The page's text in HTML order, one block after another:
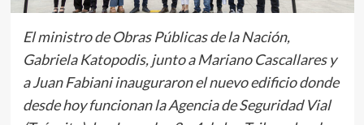
El ministro de Obras Públicas de la Nación,
Gabriela Katopodis, junto a Mariano Cascallares y
a Juan Fabiani inauguraron el nuevo edificio donde
desde hoy funcionan la Agencia de Seguridad Vial